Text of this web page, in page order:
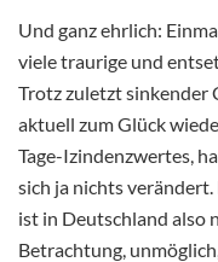
Und ganz ehrlich:
viele traurige und
Trotz zuletzt sinkender
aktuell zum Glück
Tage-Izindenzwertes,
sich ja nichts verändert.
ist in Deutschland also
Betrachtung,